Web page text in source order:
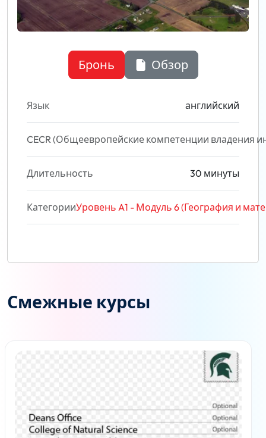
Бронь Обзор
Язык английский
CECR (Общеевропейские компетенции владения
Длительность 30 минуты
КатегорииУровень A1 - Модуль 6 (География и
Смежные курсы